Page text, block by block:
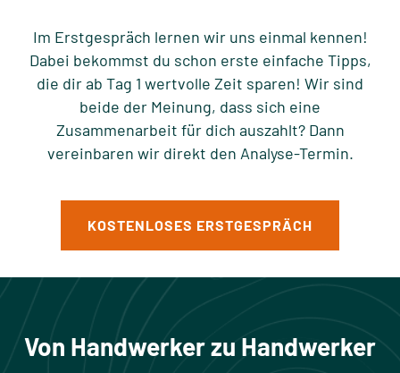
Im Erstgespräch lernen wir uns einmal kennen!
Dabei bekommst du schon erste einfache Tipps,
die dir ab Tag 1 wertvolle Zeit sparen! Wir sind
beide der Meinung, dass sich eine
Zusammenarbeit für dich auszahlt? Dann
vereinbaren wir direkt den Analyse-Termin.
KOSTENLOSES ERSTGESPRÄCH
Von Handwerker zu Handwerker